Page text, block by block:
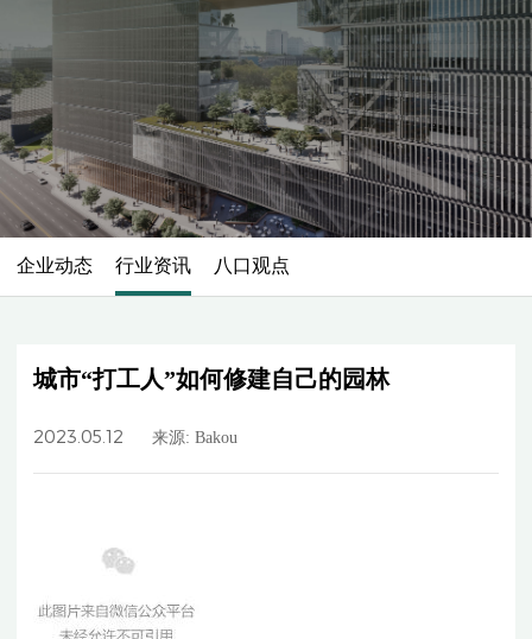
企业动态 行业资讯 八口观点
城市“打工人”如何修建自己的园林
2023.05.12 来源: Bakou